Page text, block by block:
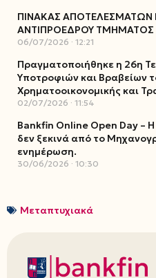
ΠΙΝΑΚΑΣ ΑΠΟΤΕΛΕΣΜΑΤΩΝ
ΑΝΤΙΠΡΟΕΔΡΟΥ ΤΜΗΜΑΤΟΣ
06/07/2026 12:21
Πραγματοποιήθηκε η 26η
Υποτροφιών και Βραβείων
Χρηματοοικονομικής και
02/07/2026 11:54
Bankfin Online Open Day –
δεν ξεκινά από το
ενημέρωση.
30/06/2026 10:30
Μεταπτυχιακά